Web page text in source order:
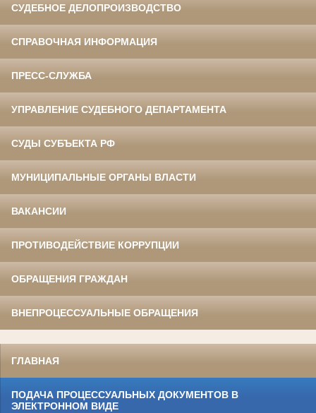
СУДЕБНОЕ ДЕЛОПРОИЗВОДСТВО
СПРАВОЧНАЯ ИНФОРМАЦИЯ
ПРЕСС-СЛУЖБА
УПРАВЛЕНИЕ СУДЕБНОГО ДЕПАРТАМЕНТА
СУДЫ СУБЪЕКТА РФ
МУНИЦИПАЛЬНЫЕ ОРГАНЫ ВЛАСТИ
ВАКАНСИИ
ПРОТИВОДЕЙСТВИЕ КОРРУПЦИИ
ОБРАЩЕНИЯ ГРАЖДАН
ВНЕПРОЦЕССУАЛЬНЫЕ ОБРАЩЕНИЯ
ГЛАВНАЯ
ПОДАЧА ПРОЦЕССУАЛЬНЫХ ДОКУМЕНТОВ В
ЭЛЕКТРОННОМ ВИДЕ